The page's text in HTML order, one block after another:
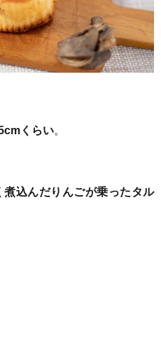
くらい。
煮込んだりんごが乗ったタル